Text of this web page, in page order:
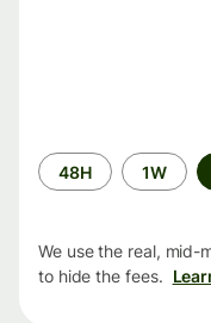
Time
period
48H 1W
We use the real, mid-
to hide the fees.